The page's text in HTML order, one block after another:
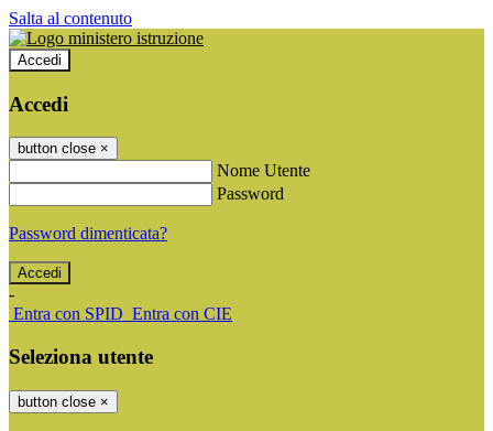
Salta al contenuto
Accedi
Accedi
button close ×
Nome Utente
Password
Password dimenticata?
-
Entra con SPID Entra con CIE
Seleziona utente
button close ×